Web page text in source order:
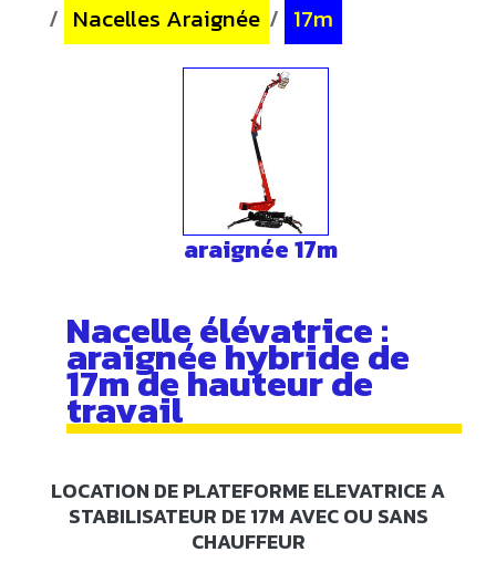
/ Nacelles Araignée / 17m
araignée 17m
Nacelle élévatrice :
araignée hybride de
17m de hauteur de
travail
LOCATION DE PLATEFORME ELEVATRICE A
STABILISATEUR DE 17M AVEC OU SANS
CHAUFFEUR